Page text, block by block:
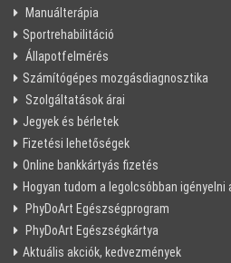
Manuálterápia
Sportrehabilitáció
Állapotfelmérés
Számítógépes mozgásdiagnosztika
Szolgáltatások árai
Jegyek és bérletek
Fizetési lehetőségek
Online bankkártyás fizetés
Hogyan tudom a legolcsóbban
PhyDoArt Egészségprogram
PhyDoArt Egészségkártya
Aktuális akciók, kedvezmények